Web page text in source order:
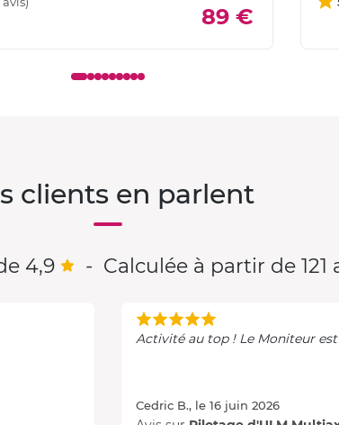
89 €
clients en parlent
4,9 - Calculée à partir de 121
Activité au top ! Le Moniteur
Cedric B., le 16 juin 2026